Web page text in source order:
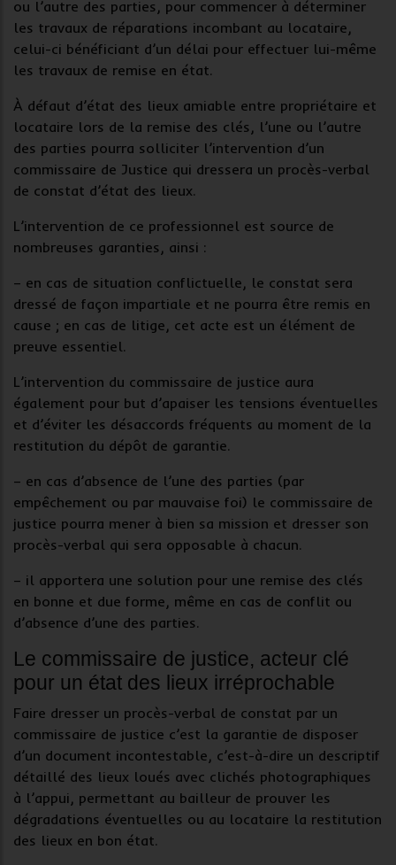
ou l’autre des parties, pour commencer à déterminer
les travaux de réparations incombant au locataire,
celui-ci bénéficiant d’un délai pour effectuer lui-même
les travaux de remise en état.
À défaut d’état des lieux amiable entre propriétaire et
locataire lors de la remise des clés, l’une ou l’autre
des parties pourra solliciter l’intervention d’un
commissaire de Justice qui dressera un procès-verbal
de constat d’état des lieux.
L’intervention de ce professionnel est source de
nombreuses garanties, ainsi :
– en cas de situation conflictuelle, le constat sera
dressé de façon impartiale et ne pourra être remis en
cause ; en cas de litige, cet acte est un élément de
preuve essentiel.
L’intervention du commissaire de justice aura
également pour but d’apaiser les tensions éventuelles
et d’éviter les désaccords fréquents au moment de la
restitution du dépôt de garantie.
– en cas d’absence de l’une des parties (par
empêchement ou par mauvaise foi) le commissaire de
justice pourra mener à bien sa mission et dresser son
procès-verbal qui sera opposable à chacun.
– il apportera une solution pour une remise des clés
en bonne et due forme, même en cas de conflit ou
d’absence d’une des parties.
Le commissaire de justice, acteur clé
pour un état des lieux irréprochable
Faire dresser un procès-verbal de constat par un
commissaire de justice c’est la garantie de disposer
d’un document incontestable, c’est-à-dire un descriptif
détaillé des lieux loués avec clichés photographiques
à l’appui, permettant au bailleur de prouver les
dégradations éventuelles ou au locataire la restitution
des lieux en bon état.